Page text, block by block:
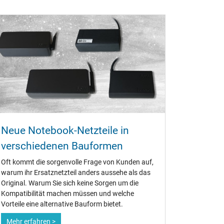
Neue Notebook-Netzteile in
verschiedenen Bauformen
Oft kommt die sorgenvolle Frage von Kunden auf,
warum ihr Ersatznetzteil anders aussehe als das
Original. Warum Sie sich keine Sorgen um die
Kompatibilität machen müssen und welche
Vorteile eine alternative Bauform bietet.
Mehr erfahren >